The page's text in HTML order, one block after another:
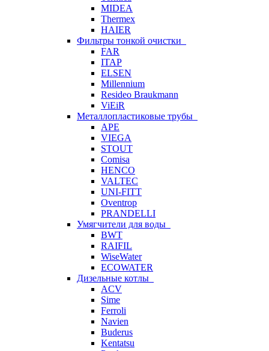
MIDEA
Thermex
HAIER
Фильтры тонкой очистки
FAR
ITAP
ELSEN
Millennium
Resideo Braukmann
ViEiR
Металлопластиковые трубы
APE
VIEGA
STOUT
Comisa
HENCO
VALTEC
UNI-FITT
Oventrop
PRANDELLI
Умягчители для воды
BWT
RAIFIL
WiseWater
ECOWATER
Дизельные котлы
ACV
Sime
Ferroli
Navien
Buderus
Kentatsu